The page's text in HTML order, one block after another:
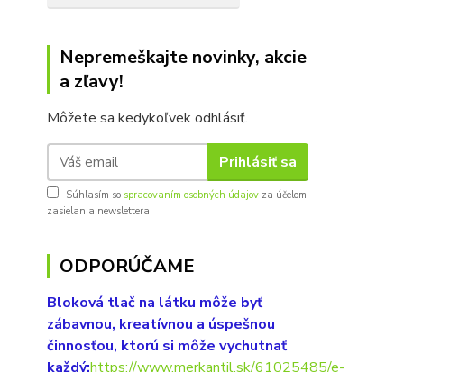
Nepremeškajte novinky, akcie
a zľavy!
Môžete sa kedykoľvek odhlásiť.
Prihlásiť sa
Súhlasím so spracovaním osobných údajov za účelom
zasielania newslettera.
ODPORÚČAME
Bloková tlač na látku môže byť
zábavnou, kreatívnou a úspešnou
činnosťou, ktorú si môže vychutnať
každý:https://www.merkantil.sk/61025485/e-